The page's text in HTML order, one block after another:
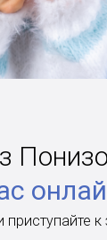
приступайте